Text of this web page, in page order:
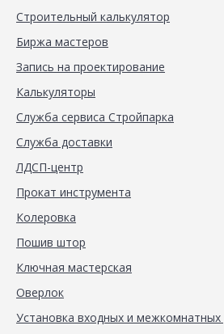
Строительный калькулятор
Биржа мастеров
Запись на проектирование
Калькуляторы
Служба сервиса Стройпарка
Служба доставки
ЛДСП-центр
Прокат инструмента
Колеровка
Пошив штор
Ключная мастерская
Оверлок
Установка входных и межкомнатных